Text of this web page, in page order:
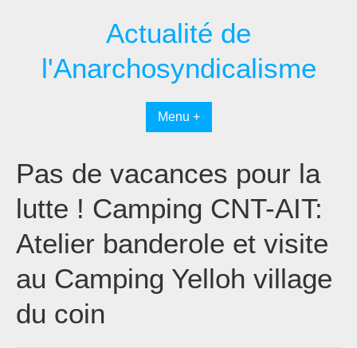
Actualité de
l'Anarchosyndicalisme
Menu +
Pas de vacances pour la
lutte ! Camping CNT-AIT:
Atelier banderole et visite
au Camping Yelloh village
du coin